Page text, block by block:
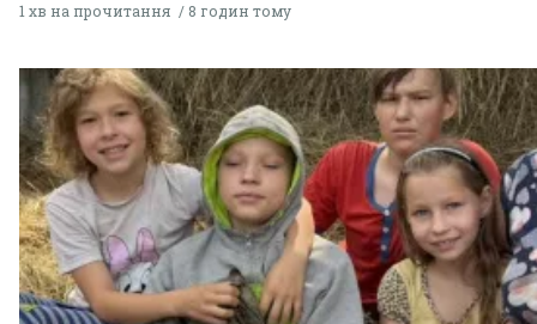
1 хв на прочитання 8 годин тому